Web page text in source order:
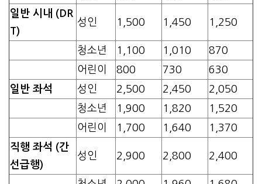
일반 시내 (DR
T)
성인 1,500 1,450 1,250
청소년 1,100 1,010
870
어린이
800 730
630
일반 좌석
성인 2,500 2,450
2,050
청소년
1,900 1,820
1,520
어린이
1,700 1,640
1,370
직행 좌석 (간
선급행)
성인 2,900 2,800 2,400